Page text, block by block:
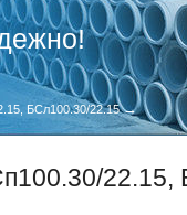
БСл100.30/22.15→
22.15,